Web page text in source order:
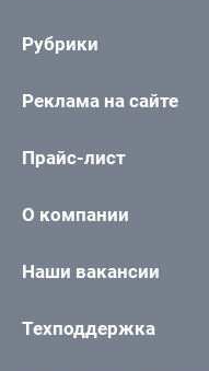
Рубрики
Реклама на сайте
Прайс-лист
О компании
Наши вакансии
Техподдержка